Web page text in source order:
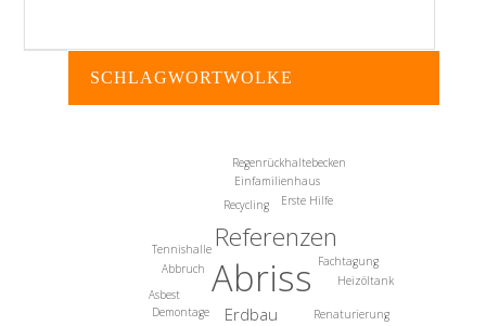
SCHLAGWORTWOLKE
Abriss
Referenzen
Erdbau
Abbruch
Recycling
Renaturierung
Demontage
Heizöltank
Fachtagung
Erste Hilfe
Tennishalle
Einfamilienhaus
Regenrückhaltebecken
Asbest